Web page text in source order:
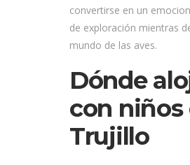
convertirse en un
de exploración mientras
mundo de las aves.
Dónde
con niños
Trujillo